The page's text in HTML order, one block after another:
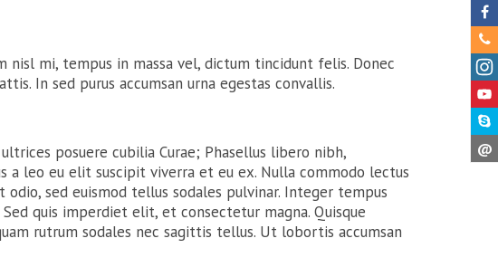
nisl mi, tempus in massa vel, dictum tincidunt felis. Donec
In sed purus accumsan urna egestas convallis.
posuere cubilia Curae; Phasellus libero nibh,
a leo eu elit suscipit viverra et eu ex. Nulla commodo lectus
sed euismod tellus sodales pulvinar. Integer tempus
quis imperdiet elit, et consectetur magna. Quisque
rutrum sodales nec sagittis tellus. Ut lobortis accumsan
@